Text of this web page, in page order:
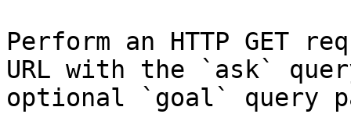
Perform an HTTP GET
URL with the `ask`
optional `goal` query